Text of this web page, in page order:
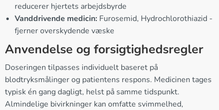
reducerer hjertets arbejdsbyrde
Vanddrivende medicin: Furosemid, Hydrochlorothiazid -
fjerner overskydende væske
Anvendelse og forsigtighedsregler
Doseringen tilpasses individuelt baseret på
blodtryksmålinger og patientens respons. Medicinen tages
typisk én gang dagligt, helst på samme tidspunkt.
Almindelige bivirkninger kan omfatte svimmelhed,